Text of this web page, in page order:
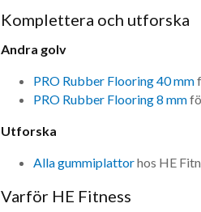
Komplettera och utforska
Andra golv
PRO Rubber Flooring 40 mm
PRO Rubber Flooring 8 mm
Utforska
Alla gummiplattorhos HE
Varför HE Fitness